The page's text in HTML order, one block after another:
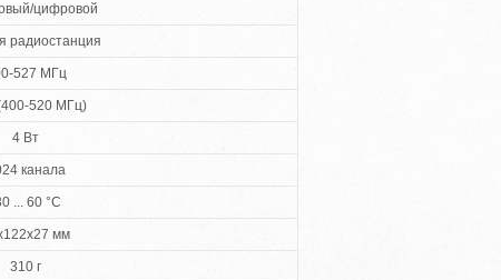
цифровой
радиостанция
527 МГц
520 МГц)
4 Вт
канала
... 60 °С
мм
310 г